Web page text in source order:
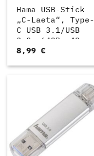
Hama USB-Stick
„C-Laeta“, Type-
C USB 3.1/USB
3.0, 64GB, 40
MB/s, Silber
8,99€